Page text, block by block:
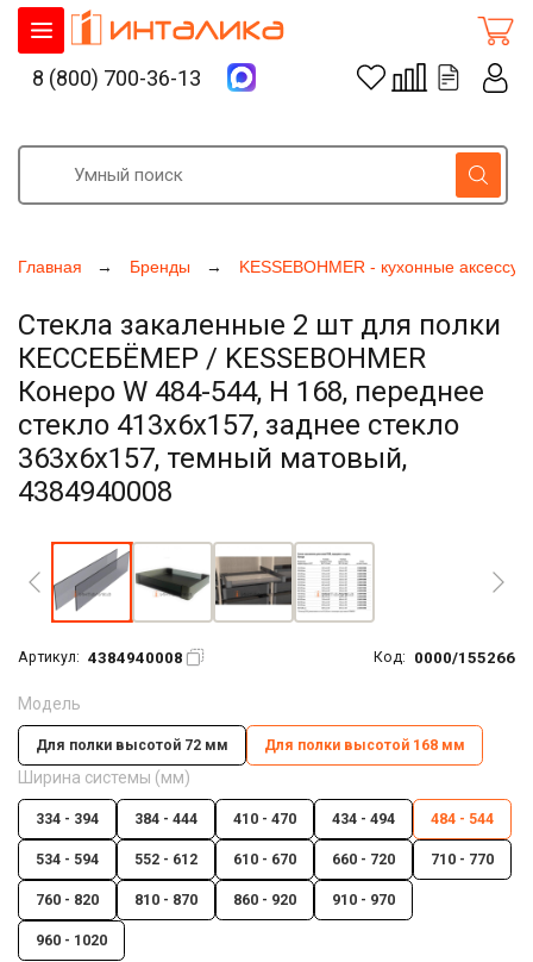
Главная Бренды KESSEBOHMER - кухонные
Стекла закаленные 2 шт для полки
КЕССЕБЁМЕР / KESSEBOHMER
Конеро W 484-544, H 168, переднее
стекло 413x6x157, заднее стекло
363x6x157, темный матовый,
4384940008
Артикул: 4384940008 Код: 0000/155266
Модель
Для полки высотой 72 мм Для полки высотой 168 мм
Ширина системы (мм)
334 - 394 384 - 444 410 - 470 434 - 494 484 - 544
534 - 594 552 - 612 610 - 670 660 - 720 710 - 770
760 - 820 810 - 870 860 - 920 910 - 970
960 - 1020
8 (800) 700-36-13